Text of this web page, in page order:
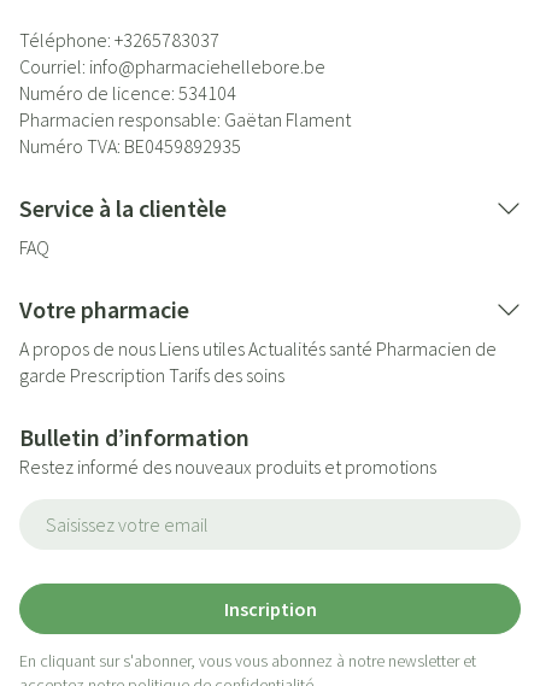
Téléphone: +3265783037
Courriel: info@pharmaciehellebore.be
Numéro de licence: 534104
Pharmacien responsable: Gaëtan Flament
Numéro TVA: BE0459892935
Service à la clientèle
FAQ
Votre pharmacie
A propos de nous Liens utilesActualités santé Pharmacien de
garde Prescription Tarifs des soins
Bulletin d’information
Restez informé des nouveaux produits et promotions
Inscription
En cliquant sur s'abonner, vous vous abonnez à notre newsletter et